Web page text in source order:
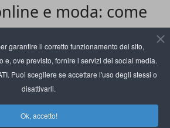
garantire il corretto funzionamento del sito,
e, ove previsto, fornire i servizi dei social media.
Puoi scegliere se accettare l'uso degli stessi o
disattivarli.
Ok, accetto!
e moda: come
sui siti di